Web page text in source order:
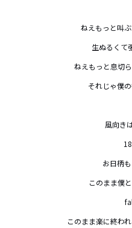
ねえもっと叫
生ぬるくて
ねえもっと息切
それじゃ僕
風向き
お日柄
このまま僕
このまま楽に終わ